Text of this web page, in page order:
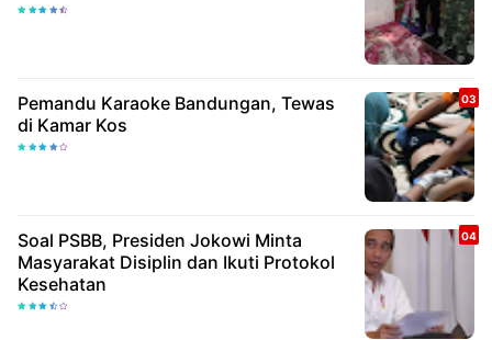
Pemandu Karaoke Bandungan, Tewas
di Kamar Kos
Soal PSBB, Presiden Jokowi Minta
Masyarakat Disiplin dan Ikuti Protokol
Kesehatan